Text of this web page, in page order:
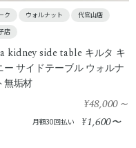
ク ウォルナット
代官山店
店
kidney side table キルタ キ
ー サイドテーブル ウォルナ
無垢材
¥48,000～
月額30回払い ¥1,600〜